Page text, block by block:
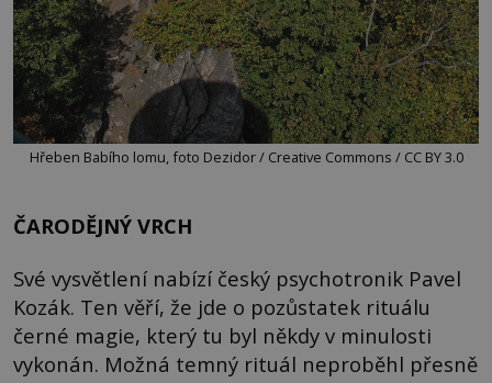
Hřeben Babího lomu, foto Dezidor / Creative Commons / CC BY 3.0
ČARODĚJNÝ VRCH
Své vysvětlení nabízí český psychotronik Pavel
Kozák. Ten věří, že jde o pozůstatek rituálu
černé magie, který tu byl někdy v minulosti
vykonán. Možná temný rituál neproběhl přesně